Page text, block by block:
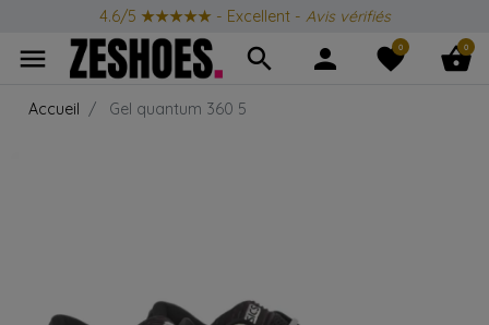
4.6/5 ★★★★★ - Excellent - Avis vérifiés
menu search person favorite
0 shopping_basket
0
Accueil Gel quantum 360 5